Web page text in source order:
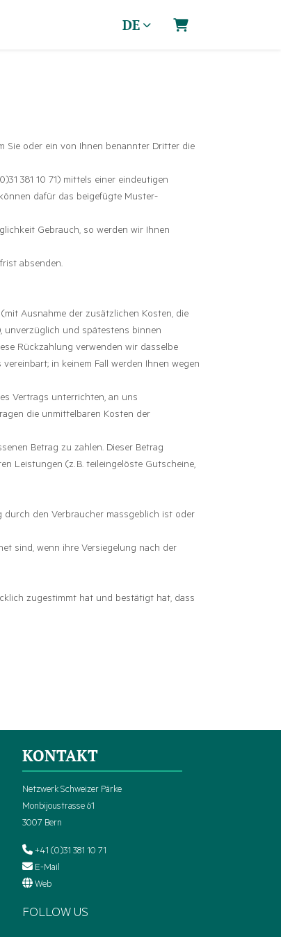
DE Warenkorb
Sie oder ein von Ihnen benannter Dritter die
381 10 71) mittels einer eindeutigen
dafür das beigefügte Muster-
Gebrauch, so werden wir Ihnen
absenden.
Ausnahme der zusätzlichen Kosten, die
unverzüglich und spätestens binnen
Rückzahlung verwenden wir dasselbe
in keinem Fall werden Ihnen wegen
Vertrags unterrichten, an uns
die unmittelbaren Kosten der
Betrag zu zahlen. Dieser Betrag
Leistungen (z. B. teileingelöste Gutscheine,
den Verbraucher massgeblich ist oder
sind, wenn ihre Versiegelung nach der
zugestimmt hat und bestätigt hat, dass
KONTAKT
Netzwerk Schweizer Pärke
Monbijoustrasse 61
3007 Bern
+41 (0)31 381 10 71
E-Mail
Web
FOLLOW US